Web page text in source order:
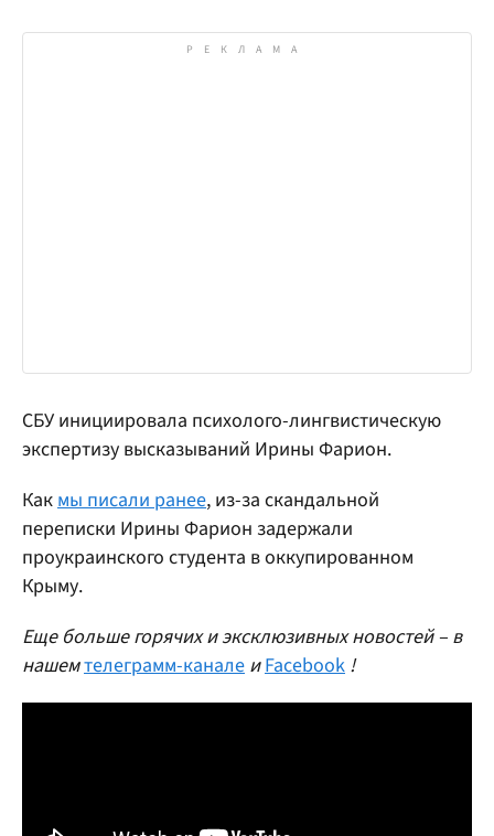
СБУ инициировала психолого-лингвистическую
экспертизу высказываний Ирины Фарион.
Какмы писали ранее, из-за скандальной
переписки Ирины Фарион задержали
проукраинского студента в оккупированном
Крыму.
Еще больше горячих и эксклюзивных новостей – в
нашемтелеграмм-канале иFacebook !